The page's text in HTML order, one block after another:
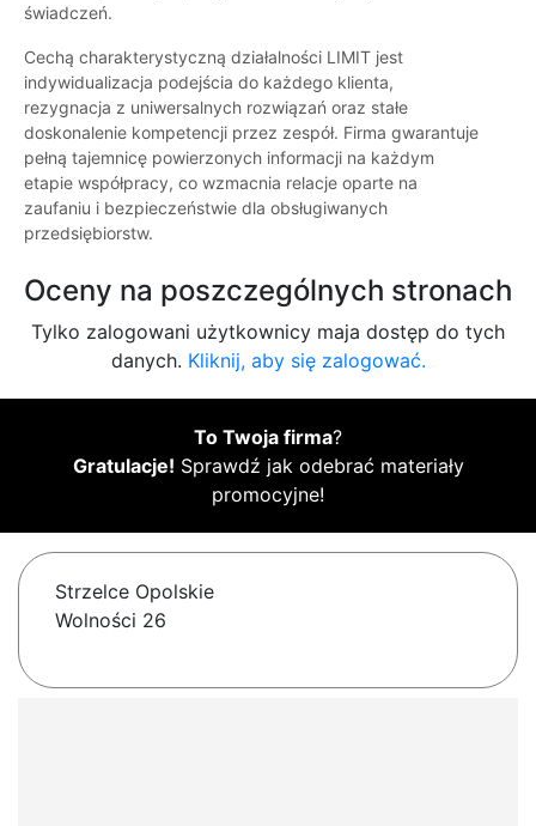
świadczeń.
Cechą charakterystyczną działalności LIMIT jest
indywidualizacja podejścia do każdego klienta,
rezygnacja z uniwersalnych rozwiązań oraz stałe
doskonalenie kompetencji przez zespół. Firma gwarantuje
pełną tajemnicę powierzonych informacji na każdym
etapie współpracy, co wzmacnia relacje oparte na
zaufaniu i bezpieczeństwie dla obsługiwanych
przedsiębiorstw.
Oceny na poszczególnych stronach
Tylko zalogowani użytkownicy maja dostęp do tych
danych. Kliknij, aby się zalogować.
To Twoja firma?
Gratulacje! Sprawdź jak odebrać materiały
promocyjne!
Strzelce Opolskie
Wolności 26